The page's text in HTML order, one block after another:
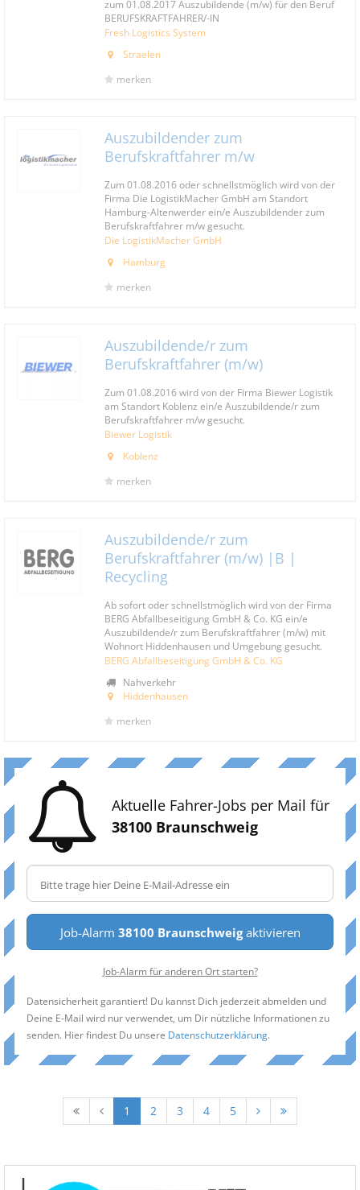
zum 01.08.2017 Auszubildende (m/w) für den Beruf
BERUFSKRAFTFAHRER/-IN
Fresh Logistics System
Straelen
merken
Auszubildender zum
Berufskraftfahrer m/w
Zum 01.08.2016 oder schnellstmöglich wird von der
Firma Die LogistikMacher GmbH am Standort
Hamburg-Altenwerder ein/e Auszubildender zum
Berufskraftfahrer m/w gesucht.
Die LogistikMacher GmbH
Hamburg
merken
Auszubildende/r zum
Berufskraftfahrer (m/w)
Zum 01.08.2016 wird von der Firma Biewer Logistik
am Standort Koblenz ein/e Auszubildende/r zum
Berufskraftfahrer m/w gesucht.
Biewer Logistik
Koblenz
merken
Auszubildende/r zum
Berufskraftfahrer (m/w) |B |
Recycling
Ab sofort oder schnellstmöglich wird von der Firma
BERG Abfallbeseitigung GmbH & Co. KG ein/e
Auszubildende/r zum Berufskraftfahrer (m/w) mit
Wohnort Hiddenhausen und Umgebung gesucht.
BERG Abfallbeseitigung GmbH & Co. KG
Nahverkehr
Hiddenhausen
merken
Aktuelle Fahrer-Jobs per Mail für
38100 Braunschweig
Job-Alarm 38100 Braunschweigaktivieren
Job-Alarm für anderen Ort starten?
Datensicherheit garantiert! Du kannst Dich jederzeit abmelden und
Deine E-Mail wird nur verwendet, um Dir nützliche Informationen zu
senden. Hier findest Du unsere Datenschutzerklärung.
1 2 3 4 5